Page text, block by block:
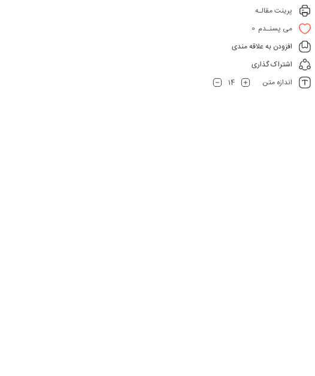
پرینت مقالـه
می پسنـدم 0
افزودن به علاقه مندی
اشتراک گذاری
اندازه متن
14